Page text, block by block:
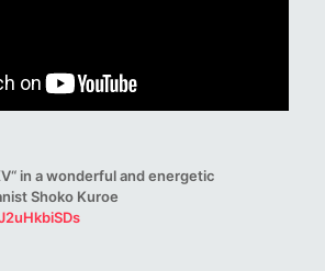
in a wonderful and energetic
Shoko Kuroe